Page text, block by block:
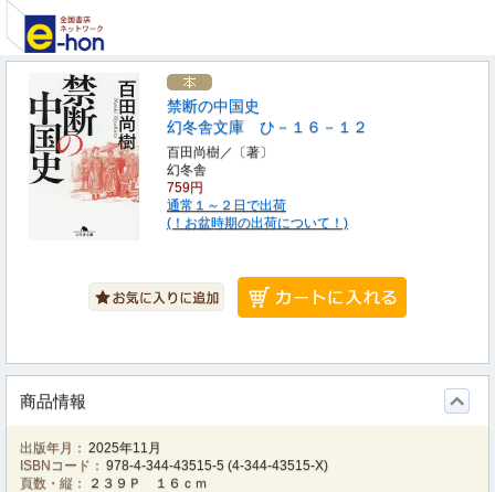
禁断の中国史
幻冬舎文庫 ひ－１６－１２
百田尚樹／〔著〕
幻冬舎
759円
通常１～２日で出荷
(！お盆時期の出荷について！)
商品情報
出版年月： 2025年11月
ISBNコード： 978-4-344-43515-5 (4-344-43515-X)
頁数・縦：
２３９Ｐ １６ｃｍ